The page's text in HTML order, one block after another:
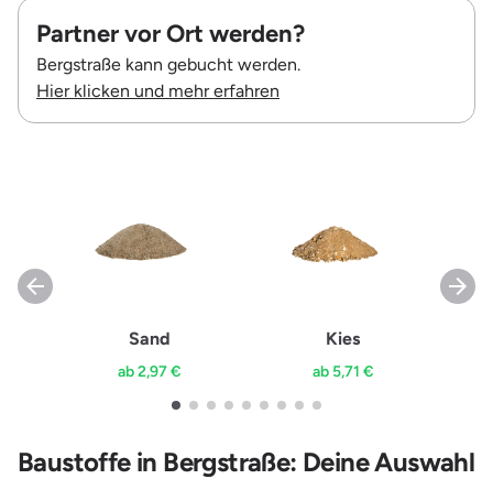
Partner vor Ort werden?
Bergstraße kann gebucht werden.
Hier klicken und mehr erfahren
Sand
ab 2,97 €
Kies
ab 5,71 €
Baustoffe in Bergstraße: Deine Auswahl